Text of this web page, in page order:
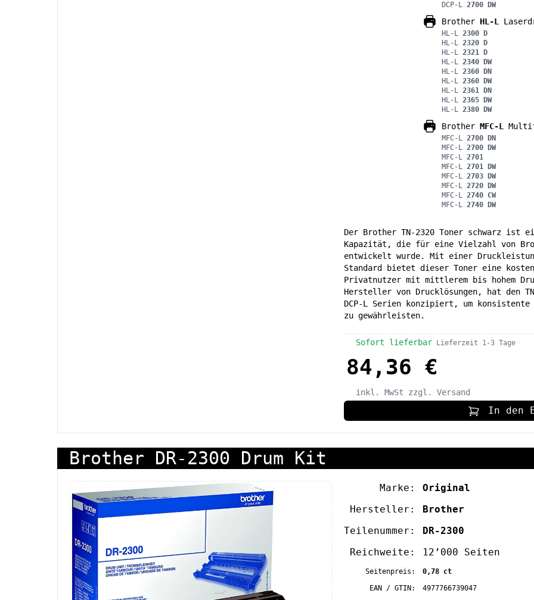
DCP-L 2700 DW
Brother HL-L
HL-L 2300 D
HL-L 2320 D
HL-L 2321 D
HL-L 2340 DW
HL-L 2360 DN
HL-L 2360 DW
HL-L 2361 DN
HL-L 2365 DW
HL-L 2380 DW
Brother MFC-L
MFC-L 2700 DN
MFC-L 2700 DW
MFC-L 2701
MFC-L 2701 DW
MFC-L 2703 DW
MFC-L 2720 DW
MFC-L 2740 CW
MFC-L 2740 DW
Der Brother TN-2320 Toner schwarz ist
Kapazität, die für eine Vielzahl von
entwickelt wurde. Mit einer
Standard bietet dieser Toner eine
Privatnutzer mit mittlerem bis hohem
Hersteller von Drucklösungen, hat den
DCP-L Serien konzipiert, um
zu gewährleisten.
Sofort lieferbar Lieferzeit 1-3 Tage
84,36 €
inkl. MwSt zzgl. Versand
In den
Brother DR-2300 Drum Kit
Marke:
Original
Hersteller:
Brother
Teilenummer:
DR-2300
Reichweite:
12’000 Seiten
Seitenpreis:
0,78 ct
EAN / GTIN:
4977766739047